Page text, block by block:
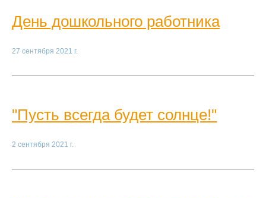
День дошкольного работника
27 сентября 2021 г.
"Пусть всегда будет солнце!"
2 сентября 2021 г.